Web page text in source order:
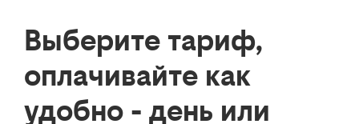
Выберите тариф,
оплачивайте как
удобно - день или